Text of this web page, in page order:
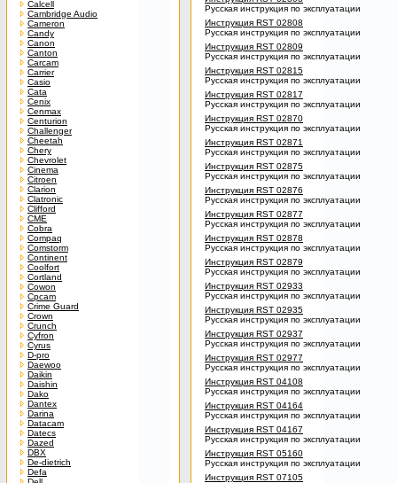
Calcell
Cambridge Audio
Cameron
Candy
Canon
Canton
Carcam
Carrier
Casio
Cata
Cenix
Cenmax
Centurion
Challenger
Cheetah
Chery
Chevrolet
Cinema
Citroen
Clarion
Clatronic
Clifford
CME
Cobra
Compaq
Comstorm
Continent
Coolfort
Cortland
Cowon
Cpcam
Crime Guard
Crown
Crunch
Cyfron
Cyrus
D-pro
Daewoo
Daikin
Daishin
Dako
Dantex
Darina
Datacam
Datecs
Dazed
DBX
De-dietrich
Defa
Русская инструкция по эксплуатации
Инструкция RST 02808
Русская инструкция по эксплуатации
Инструкция RST 02809
Русская инструкция по эксплуатации
Инструкция RST 02815
Русская инструкция по эксплуатации
Инструкция RST 02817
Русская инструкция по эксплуатации
Инструкция RST 02870
Русская инструкция по эксплуатации
Инструкция RST 02871
Русская инструкция по эксплуатации
Инструкция RST 02875
Русская инструкция по эксплуатации
Инструкция RST 02876
Русская инструкция по эксплуатации
Инструкция RST 02877
Русская инструкция по эксплуатации
Инструкция RST 02878
Русская инструкция по эксплуатации
Инструкция RST 02879
Русская инструкция по эксплуатации
Инструкция RST 02933
Русская инструкция по эксплуатации
Инструкция RST 02935
Русская инструкция по эксплуатации
Инструкция RST 02937
Русская инструкция по эксплуатации
Инструкция RST 02977
Русская инструкция по эксплуатации
Инструкция RST 04108
Русская инструкция по эксплуатации
Инструкция RST 04164
Русская инструкция по эксплуатации
Инструкция RST 04167
Русская инструкция по эксплуатации
Инструкция RST 05160
Русская инструкция по эксплуатации
Инструкция RST 07105